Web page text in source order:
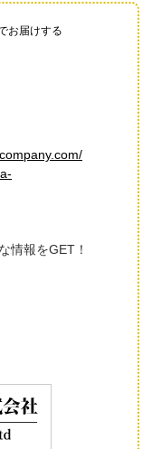
お届けする
情報をGET！